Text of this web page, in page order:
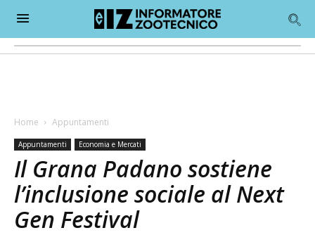
Home Appuntamenti
Appuntamenti Economia e Mercati
Il Grana Padano sostiene
l’inclusione sociale al Next
Gen Festival